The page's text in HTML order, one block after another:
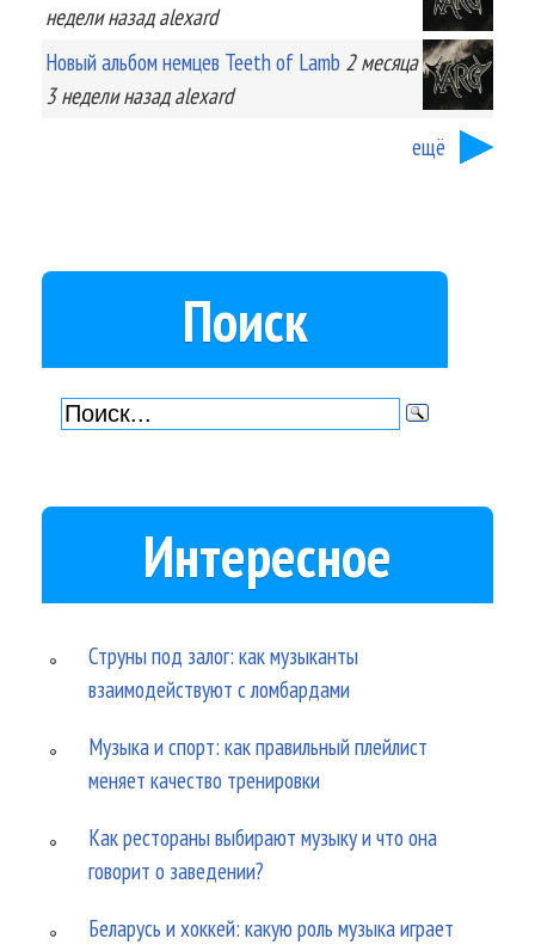
неделиназад alexard
Новый альбом немцев Teeth of Lamb 2 месяца
3 неделиназад alexard
ещё
Поиск
Интересное
Струны под залог: как музыканты
взаимодействуют с ломбардами
Музыка и спорт: как правильный плейлист
меняет качество тренировки
Как рестораны выбирают музыку и что она
говорит о заведении?
Беларусь и хоккей: какую роль музыка играет